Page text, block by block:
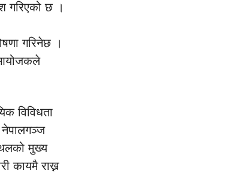
गरिएको छ ।
गरिनेछ ।
आयोजकले
विविधता
नेपालगञ्ज
मुख्य
कायमै राख्न